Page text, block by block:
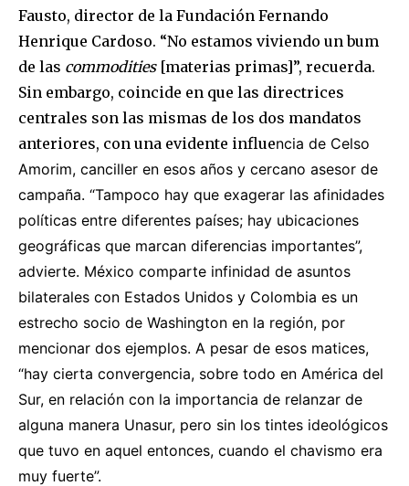
SUBSCRIBE
I've read and accept the Privacy Policy
Fausto, director de la Fundación Fernando
Henrique Cardoso. “No estamos viviendo un bum
de las commodities[materias primas]”, recuerda.
Sin embargo, coincide en que las directrices
centrales son las mismas de los dos mandatos
anteriores, con una evidente influencia de Celso
Amorim, canciller en esos años y cercano asesor de
campaña. “Tampoco hay que exagerar las afinidades
políticas entre diferentes países; hay ubicaciones
geográficas que marcan diferencias importantes”,
advierte. México comparte infinidad de asuntos
bilaterales con Estados Unidos y Colombia es un
estrecho socio de Washington en la región, por
mencionar dos ejemplos. A pesar de esos matices,
“hay cierta convergencia, sobre todo en América del
Sur, en relación con la importancia de relanzar de
alguna manera Unasur, pero sin los tintes ideológicos
que tuvo en aquel entonces, cuando el chavismo era
muy fuerte”.